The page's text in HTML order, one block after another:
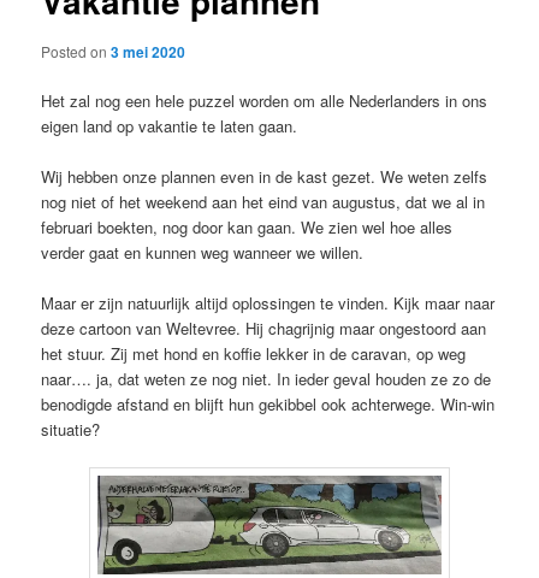
Posted on3 mei 2020
Het zal nog een hele puzzel worden om alle Nederlanders in ons
eigen land op vakantie te laten gaan.
Wij hebben onze plannen even in de kast gezet. We weten zelfs
nog niet of het weekend aan het eind van augustus, dat we al in
februari boekten, nog door kan gaan. We zien wel hoe alles
verder gaat en kunnen weg wanneer we willen.
Maar er zijn natuurlijk altijd oplossingen te vinden. Kijk maar naar
deze cartoon van Weltevree. Hij chagrijnig maar ongestoord aan
het stuur. Zij met hond en koffie lekker in de caravan, op weg
naar…. ja, dat weten ze nog niet. In ieder geval houden ze zo de
benodigde afstand en blijft hun gekibbel ook achterwege. Win-win
situatie?